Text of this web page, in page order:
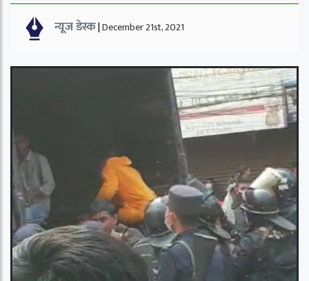
न्यूज डेस्क|December 21st, 2021